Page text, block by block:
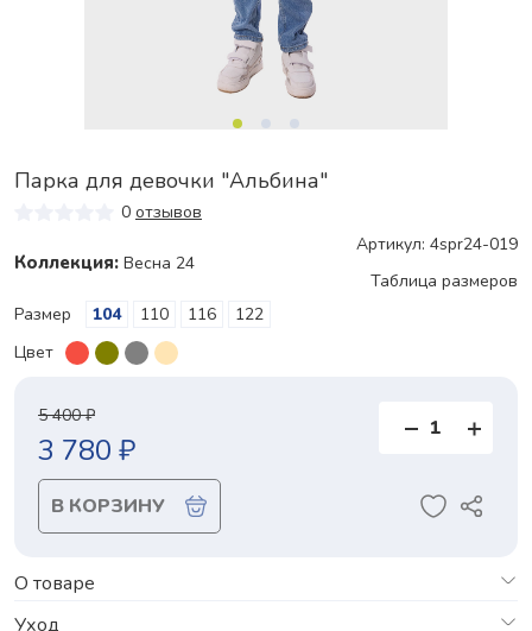
Парка для девочки "Альбина"
0 отзывов
Коллекция: Весна 24
Артикул: 4spr24-019
Таблица размеров
Размер
104 110 116
122
Цвет
5 400 ₽
3 780 ₽
В КОРЗИНУ
О товаре
Уход